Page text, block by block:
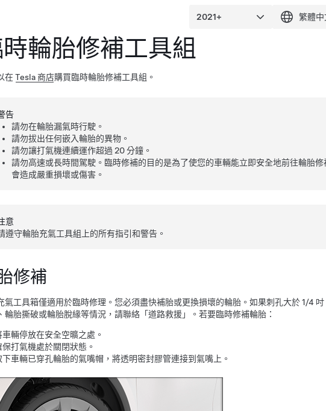
輪胎修補工具組
在Tesla 商店購買臨時輪胎修補工具組。
告
請勿在輪胎漏氣時行駛。
請勿拔出任何嵌入輪胎的異物。
請勿讓打氣機連續運作超過 20 分鐘。
請勿高速或長時間駕駛。臨時修補的目的是為了使您的車輛能立即安全地前往輪胎
會造成嚴重損壞或傷害。
意
遵守輪胎充氣工具組上的所有指引和警告。
修補
氣工具箱僅適用於臨時修理。您必須盡快補胎或更換損壞的輪胎。如果刺孔大於 1/4
輪胎撕破或輪胎脫緣等情況，請聯絡「道路救援」。若要臨時修補輪胎：
車輛停放在安全空曠之處。
保打氣機處於關閉狀態。
下車輛已穿孔輪胎的氣嘴帽，將透明密封膠管連接到氣嘴上。